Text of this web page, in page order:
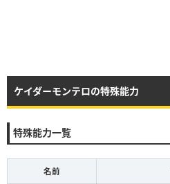
ケイダーモンテロの特殊能力
特殊能力一覧
名前